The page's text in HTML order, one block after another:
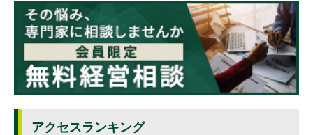
アクセスランキング